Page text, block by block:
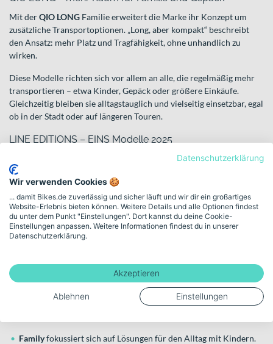
Mit derQIO LONG Familie erweitert die Marke ihr Konzept um
zusätzliche Transportoptionen. „Long, aber kompakt“ beschreibt
den Ansatz: mehr Platz und Tragfähigkeit, ohne unhandlich zu
wirken.
Diese Modelle richten sich vor allem an alle, die regelmäßig mehr
transportieren – etwa Kinder, Gepäck oder größere Einkäufe.
Gleichzeitig bleiben sie alltagstauglich und vielseitig einsetzbar, egal
ob in der Stadt oder auf längeren Touren.
LINE EDITIONS – EINS Modelle 2025
präsentiert QIO spezielle
Modellreihen wie die
definierte Ausstattungsvarianten innerhalb des QIO Konzepts.
Damit kannst Du gezielt eine Edition wählen, die zu Deinem
Fahrprofil passt – ohne Dich durch unzählige Einzeloptionen
arbeiten zu müssen. Die Editionsstruktur schafft Orientierung
Dein QiO – Einsatzbereiche im Überblick
Neben den klassischen Modellfamilien arbeitet QIO mit
nutzungsorientierten Kategorien. Unter „Dein QiO“ findest Du
Familyfokussiert sich auf Lösungen für den Alltag mit Kindern.
Datenschutzerklärung
Wir verwenden Cookies 🍪
... damit Bikes.de zuverlässig und sicher läuft und wir dir ein großartiges
Website-Erlebnis bieten können. Weitere Details und alle Optionen findest
du unter dem Punkt "Einstellungen". Dort kannst du deine Cookie-
Einstellungen anpassen. Weitere Informationen findest du in unserer
Datenschutzerklärung.
Akzeptieren
Ablehnen Einstellungen